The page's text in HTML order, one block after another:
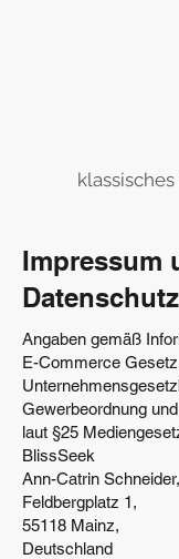
Impressum
Datenschutz
Angaben gemäß
E-Commerce
Gewerbeordnung
laut §25
BlissSeek
Ann-Catrin Schneider,
Feldbergplatz 1,
55118 Mainz,
Deutschland